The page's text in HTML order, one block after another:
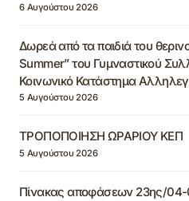
6 Αυγούστου 2026
Δωρεά από τα παιδιά του
Summer” του Γυμναστικού
Κοινωνικό Κατάστημα
5 Αυγούστου 2026
ΤΡΟΠΟΠΟΙΗΣΗ ΩΡΑΡΙΟΥ ΚΕΠ
5 Αυγούστου 2026
Πίνακας αποφάσεων 23ης/04-